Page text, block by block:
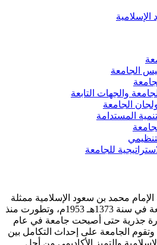
الجامعة
والجهات التابعة
الجامعة
المستدامة
للجامعة
محمد بن سعود الإسلامية ممثلة
في كلية الشريعة في سنة 1373هـ 1953م، وتطورت منذ
جذرية حتى أصبحت جامعة في عام
- 1974م ، وتقوم الجامعة على إحداث التكامل بين
الإسلامية والتميز الأكاديمي من أجل